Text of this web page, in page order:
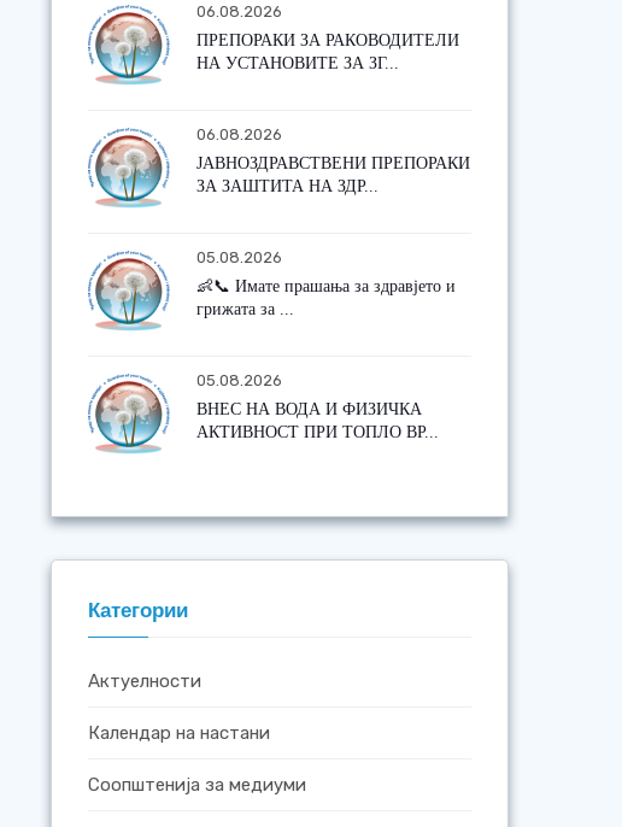
06.08.2026
ПРЕПОРАКИ ЗА РАКОВОДИТЕЛИ
НА УСТАНОВИТЕ ЗА ЗГ...
06.08.2026
ЈАВНОЗДРАВСТВЕНИ ПРЕПОРАКИ
ЗА ЗАШТИТА НА ЗДР...
05.08.2026
👶📞 Имате прашања за здравјето и
грижата за ...
05.08.2026
ВНЕС НА ВОДА И ФИЗИЧКА
АКТИВНОСТ ПРИ ТОПЛО ВР...
Категории
Актуелности
Календар на настани
Соопштенија за медиуми